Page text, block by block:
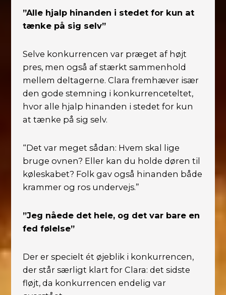
”Alle hjalp hinanden i stedet for kun at
tænke på sig selv”
Selve konkurrencen var præget af højt
pres, men også af stærkt sammenhold
mellem deltagerne. Clara fremhæver især
den gode stemning i konkurrenceteltet,
hvor alle hjalp hinanden i stedet for kun
at tænke på sig selv.
“Det var meget sådan: Hvem skal lige
bruge ovnen? Eller kan du holde døren til
køleskabet? Folk gav også hinanden både
krammer og ros undervejs.”
”Jeg nåede det hele, og det var bare en
fed følelse”
Der er specielt ét øjeblik i konkurrencen,
der står særligt klart for Clara: det sidste
fløjt, da konkurrencen endelig var